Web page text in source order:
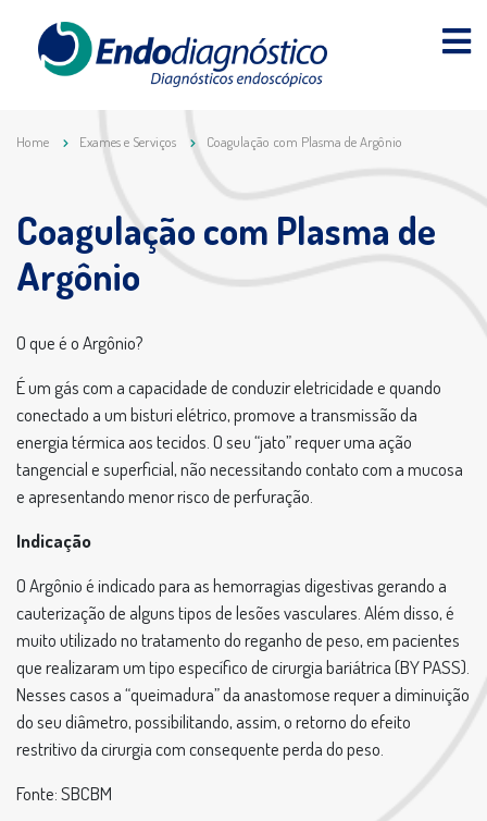
Home Exames e Serviços Coagulação com Plasma de Argônio
Coagulação com Plasma de
Argônio
O que é o Argônio?
É um gás com a capacidade de conduzir eletricidade e quando
conectado a um bisturi elétrico, promove a transmissão da
energia térmica aos tecidos. O seu “jato” requer uma ação
tangencial e superficial, não necessitando contato com a mucosa
e apresentando menor risco de perfuração.
Indicação
O Argônio é indicado para as hemorragias digestivas gerando a
cauterização de alguns tipos de lesões vasculares. Além disso, é
muito utilizado no tratamento do reganho de peso, em pacientes
que realizaram um tipo específico de cirurgia bariátrica (BY PASS).
Nesses casos a “queimadura” da anastomose requer a diminuição
do seu diâmetro, possibilitando, assim, o retorno do efeito
restritivo da cirurgia com consequente perda do peso.
Fonte: SBCBM